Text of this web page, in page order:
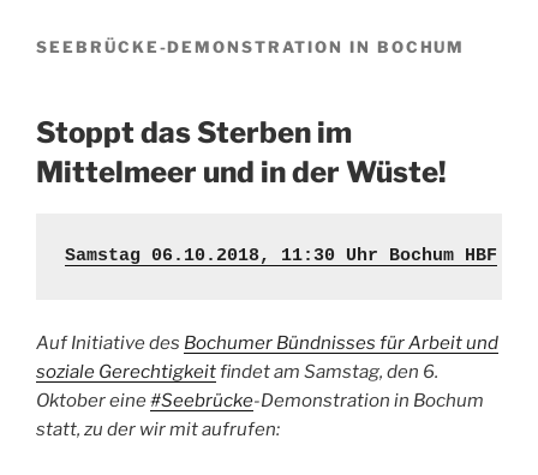
SEEBRÜCKE-DEMONSTRATION IN BOCHUM
Stoppt das Sterben im
Mittelmeer und in der Wüste!
Samstag 06.10.2018, 11:30 Uhr Bochum HBF
Auf Initiative des Bochumer Bündnisses für Arbeit und
soziale Gerechtigkeitfindet am Samstag, den 6.
Oktober eine#Seebrücke-Demonstration in Bochum
statt, zu der wir mit aufrufen: